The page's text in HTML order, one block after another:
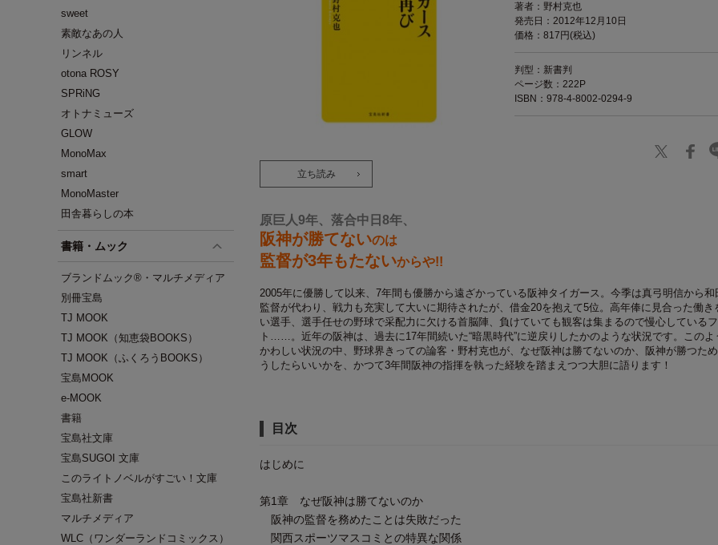
sweet
素敵なあの人
リンネル
otona ROSY
SPRiNG
オトナミューズ
GLOW
MonoMax
smart
MonoMaster
田舎暮らしの本
書籍・ムック
ブランドムック®・マルチメディア
別冊宝島
TJ MOOK
TJ MOOK（知恵袋BOOKS）
TJ MOOK（ふくろうBOOKS）
宝島MOOK
e-MOOK
書籍
宝島社文庫
宝島SUGOI 文庫
このライトノベルがすごい！文庫
宝島社新書
マルチメディア
WLC（ワンダーランドコミックス）
立ち読み
著者：野村克也
発売日：2012年12月10日
価格：817円(税込)
判型：新書判
ページ数：222P
ISBN：978-4-8002-0294-9
原巨人9年、落合中日8年、
阪神が勝てないのは
監督が3年もたないからや!!
2005年に優勝して以来、7年間も優勝から遠ざかっている阪神タイガース。今季は真弓明信から和
監督が代わり、戦力も充実して大いに期待されたが、借金20を抱えて5位。高年俸に見合った働き
い選手、選手任せの野球で采配力に欠ける首脳陣、負けていても観客は集まるので慢心している
ト……。近年の阪神は、過去に17年間続いた“暗黒時代”に逆戻りしたかのような状況です。このよ
かわしい状況の中、野球界きっての論客・野村克也が、なぜ阪神は勝てないのか、阪神が勝つた
うしたらいいかを、かつて3年間阪神の指揮を執った経験を踏まえつつ大胆に語ります！
目次
はじめに
第1章 なぜ阪神は勝てないのか
阪神の監督を務めたことは失敗だった
関西スポーツマスコミとの特異な関係